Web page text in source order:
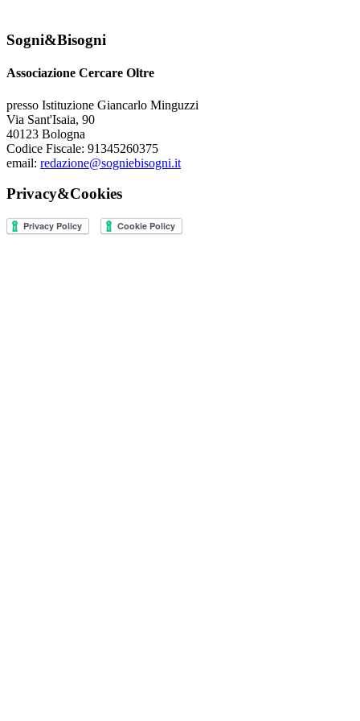
Sogni&Bisogni
Associazione Cercare Oltre
presso Istituzione Giancarlo Minguzzi
Via Sant'Isaia, 90
40123 Bologna
Codice Fiscale: 91345260375
email: redazione@sogniebisogni.it
Privacy&Cookies